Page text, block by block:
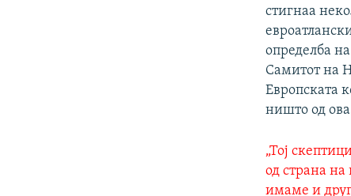
стигнаа
определба
Самитот на
Европската
ништо од ова
„Тој
од страна на
имаме и